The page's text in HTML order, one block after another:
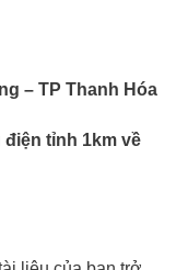
– TP Thanh Hóa
tỉnh 1km về